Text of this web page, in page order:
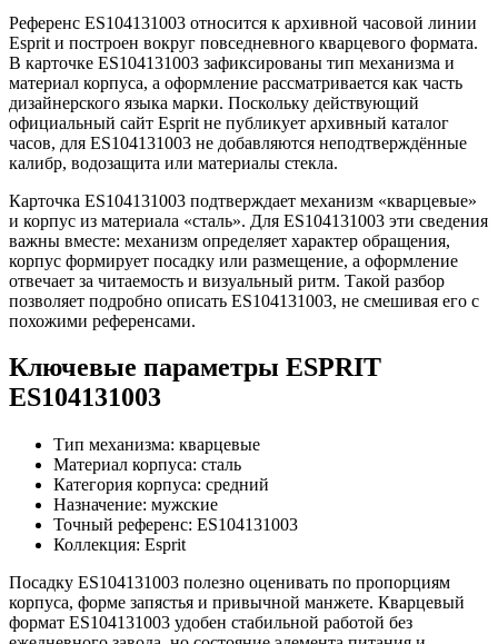
Референс ES104131003 относится к архивной часовой линии
Esprit и построен вокруг повседневного кварцевого формата.
В карточке ES104131003 зафиксированы тип механизма и
материал корпуса, а оформление рассматривается как часть
дизайнерского языка марки. Поскольку действующий
официальный сайт Esprit не публикует архивный каталог
часов, для ES104131003 не добавляются неподтверждённые
калибр, водозащита или материалы стекла.
Карточка ES104131003 подтверждает механизм «кварцевые»
и корпус из материала «сталь». Для ES104131003 эти сведения
важны вместе: механизм определяет характер обращения,
корпус формирует посадку или размещение, а оформление
отвечает за читаемость и визуальный ритм. Такой разбор
позволяет подробно описать ES104131003, не смешивая его с
похожими референсами.
Ключевые параметры ESPRIT
ES104131003
Тип механизма: кварцевые
Материал корпуса: сталь
Категория корпуса: средний
Назначение: мужские
Точный референс: ES104131003
Коллекция: Esprit
Посадку ES104131003 полезно оценивать по пропорциям
корпуса, форме запястья и привычной манжете. Кварцевый
формат ES104131003 удобен стабильной работой без